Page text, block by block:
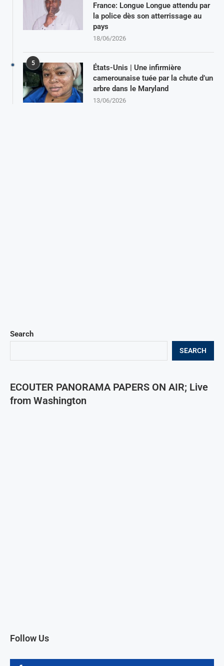
Search
SEARCH
ECOUTER PANORAMA PAPERS ON AIR; Live
from Washington
Follow Us
France: Longue Longue attendu par
la police dès son atterrissage au
pays
18/06/2026
5
États-Unis | Une infirmière
camerounaise tuée par la chute d’un
arbre dans le Maryland
13/06/2026